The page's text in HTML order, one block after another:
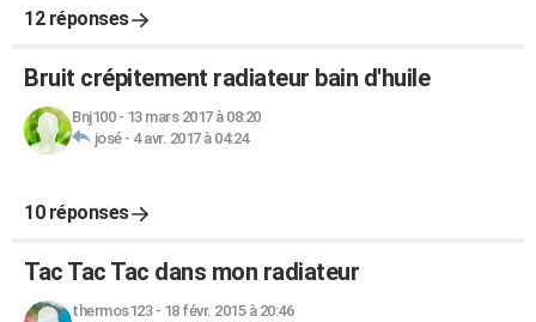
12 réponses
Bruit crépitement radiateur bain d'huile
Bnj100- 13 mars 2017 à 08:20
josé- 4 avr. 2017 à 04:24
10 réponses
Tac Tac Tac dans mon radiateur
thermos123- 18 févr. 2015 à 20:46